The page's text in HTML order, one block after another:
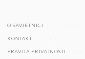
O SAVJETNICI
KONTAKT
PRAVILA PRIVATNOSTI